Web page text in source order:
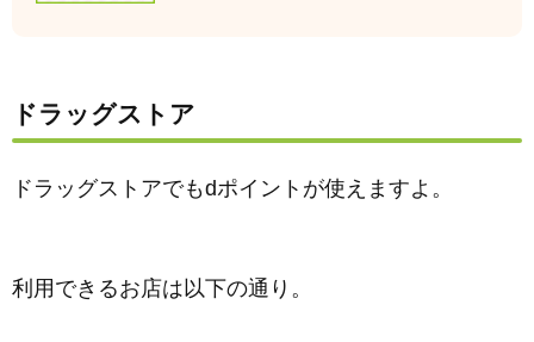
ドラッグストア
ドラッグストアでもdポイントが使えますよ。
利用できるお店は以下の通り。